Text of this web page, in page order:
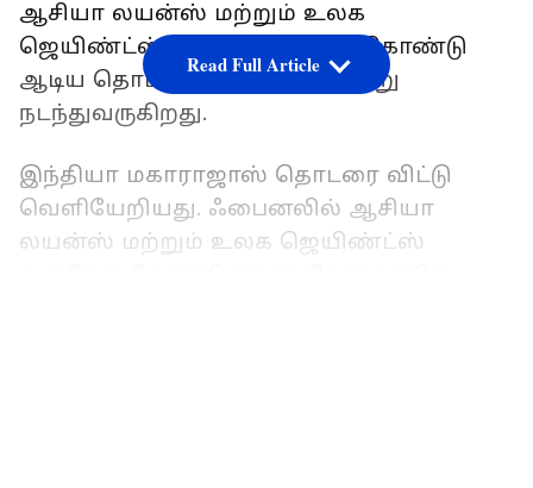
ஆசியா லயன்ஸ் மற்றும் உலக
ஜெயிண்ட்ஸ் அணிகள் கலந்துகொண்டு
ஆடிய தொடரின் ஃபைனல் இன்று
நடந்துவருகிறது.
இந்தியா மகாராஜாஸ் தொடரை விட்டு
வெளியேறியது. ஃபைனலில் ஆசியா
லயன்ஸ் மற்றும் உலக ஜெயிண்ட்ஸ்
Read Full Article